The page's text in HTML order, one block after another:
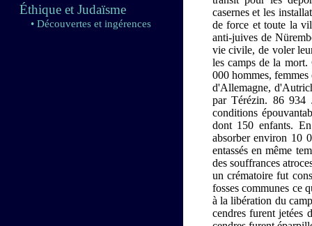
Éthique et Judaïsme
• Découvertes et ingérences
casernes et les
de force et toute la
anti-juives de
vie civile, de voler
les camps de la
000 hommes,
d'Allemagne,
par Térézin. 86 934
conditions
dont 150 enfants.
absorber environ 10
entassés en même
des souffrances
un crématoire fut
fosses communes ce
à la libération du
cendres furent jetées